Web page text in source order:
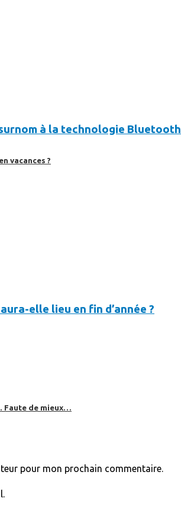
vacances ?
Faute de mieux…
à la technologie Bluetooth
elle lieu en fin d’année ?
pour mon prochain commentaire.